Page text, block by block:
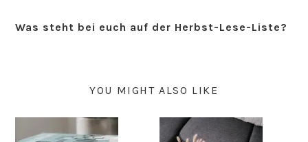
Was steht bei euch auf der Herbst-Lese-Liste?
YOU MIGHT ALSO LIKE